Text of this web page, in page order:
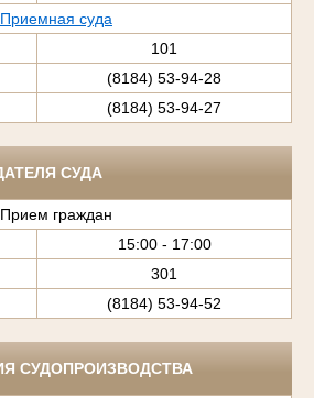
Приемная суда
101
(8184) 53-94-28
(8184) 53-94-27
СУДА
Прием граждан
15:00 - 17:00
301
(8184) 53-94-52
СУДОПРОИЗВОДСТВА